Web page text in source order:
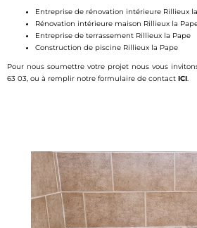
Entreprise de rénovation intérieure Rillieux
Rénovation intérieure maison Rillieux la
Entreprise de terrassement Rillieux la Pape
Construction de piscine Rillieux la Pape
Pour nous soumettre votre projet nous vous
63 03, ou à remplir notre formulaire de contact ICI.